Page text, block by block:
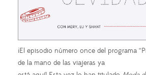
¡El episodio número once del programa
de la mano de las viajeras ya